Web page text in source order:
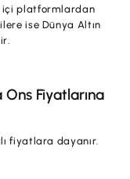
içi platformlardan
ise Dünya Altın
Ons Fiyatlarına
fiyatlara dayanır.